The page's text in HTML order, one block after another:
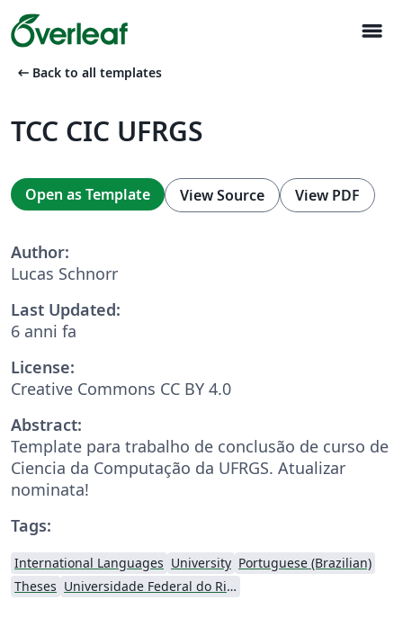
menu
arrow_left_alt Back to all templates
TCC CIC UFRGS
Open as Template View Source View PDF
Author:
Lucas Schnorr
Last Updated:
6 anni fa
License:
Creative Commons CC BY 4.0
Abstract:
Template para trabalho de conclusão de curso de
Ciencia da Computação da UFRGS. Atualizar
nominata!
Tags:
International Languages University Portuguese (Brazilian)
Theses
Universidade Federal do Rio Grande do Sul